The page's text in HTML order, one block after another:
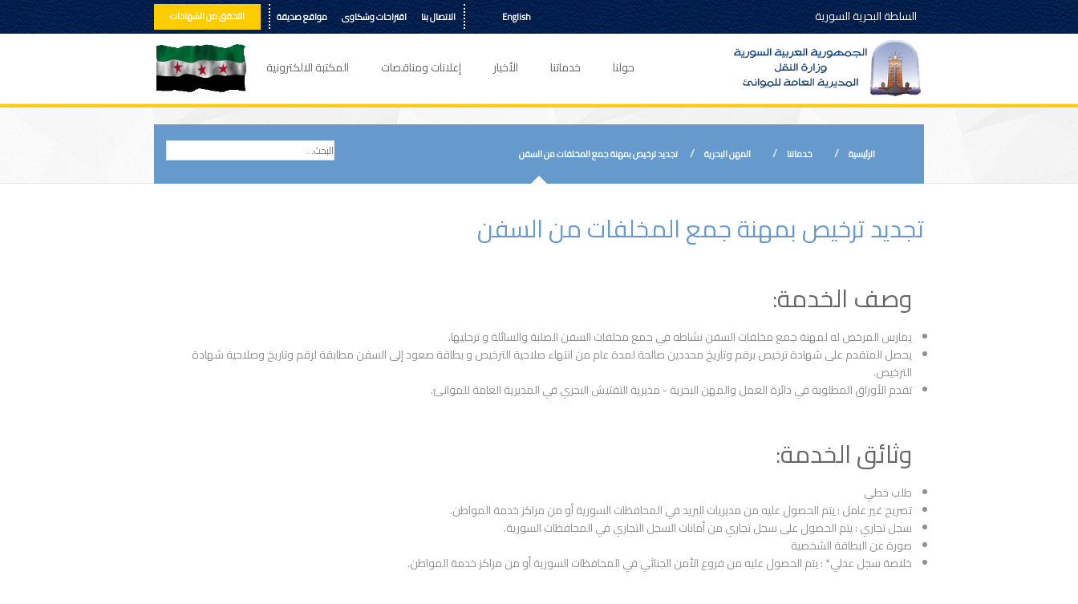
السلطة البحرية السورية التحقق من الشهادات الاتصال بنا اقتراحات وشكاوى مواقع صديقة English
حولنا خدماتنا الأخبار إعلانات ومناقصات المكتبة الالكترونية
الرئيسية خدماتنا المهن البحرية تجديد ترخيص بمهنة جمع المخلفات من السفن
تجديد ترخيص بمهنة جمع المخلفات من السفن
وصف الخدمة:
يمارس المرخص له لمهنة جمع مخلفات السفن نشاطه في جمع مخلفات السفن الصلبة والسائلة و ترحليها.
يحصل المتقدم على شهادة ترخيص برقم وتاريخ محددين صالحة لمدة عام من انتهاء صلاحية الترخيص و بطاقة صعود إلى السفن مطابقة لرقم وتاريخ وصلاحية شهادة
الترخيص.
تقدم الأوراق المطلوبة في دائرة العمل والمهن البحرية - مديرية التفتيش البحري في المديرية العامة للموانئ.
وثائق الخدمة:
طلب خطي
تصريح غير عامل : يتم الحصول عليه من مديريات البريد في المحافظات السورية أو من مراكز خدمة المواطن.
سجل تجاري : يتم الحصول على سجل تجاري من أمانات السجل التجاري في المحافظات السورية.
صورة عن البطاقة الشخصية
خلاصة سجل عدلي* : يتم الحصول عليه من فروع الأمن الجنائي في المحافظات السورية أو من مراكز خدمة المواطن.